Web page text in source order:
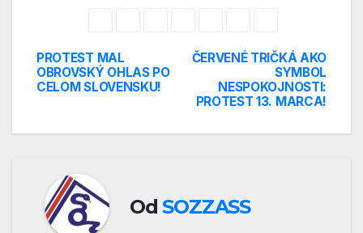
Navigácia
v
článku
ČERVENÉ TRIČKÁ AKO
SYMBOL
NESPOKOJNOSTI:
PROTEST 13. MARCA!
PROTEST MAL
OBROVSKÝ OHLAS PO
CELOM SLOVENSKU!
OdSOZZASS